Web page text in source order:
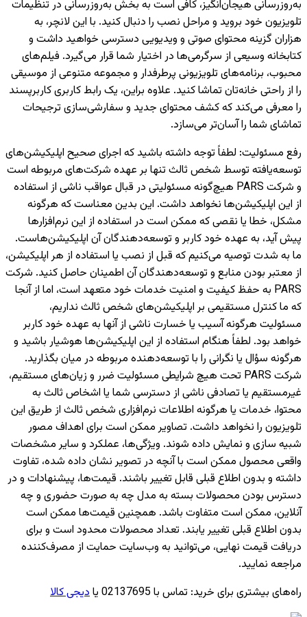
به‌روزرسانی هیجان‌انگیز، کافی است به بخش به‌روزرسانی در تنظیمات
تلویزیون خود بروید و مراحل نصب را دنبال کنید. با این لانچر، به
هزاران گزینه محتوای صوتی و ویدیویی دسترسی خواهید داشت و
کتابخانه وسیعی از سرگرمی‌ها در اختیار شما قرار می‌گیرد. فیلم‌های
محبوب، برنامه‌های تلویزیونی پرطرفدار و مجموعه متنوعی از موسیقی
را از راحتی خانه‌تان تماشا کنید. علاوه براین، یک رابط کاربری کاربرپسند
را معرفی می‌کند که کشف محتوای جدید و سفارشی‌سازی ترجیحات
تماشای شما را آسان‌تر می‌سازد.
رفع مسئولیت: لطفاً توجه داشته باشید که اجرای صحیح اپلیکیشن‌های
توسعه‌یافته توسط شخص ثالث تنها بر عهده شرکت‌های مربوطه است
و شرکت PARS هیچ‌گونه مسئولیتی در قبال عواقب ناشی از استفاده
از این اپلیکیشن‌ها نخواهد داشت. این بدین معناست که هرگونه
مشکل، خطا یا نقصی که ممکن است در استفاده از این نرم‌افزارها
پیش آید، به عهده خود کاربر و توسعه‌دهندگان آن اپلیکیشن‌هاست.
ما به شدت توصیه می‌کنیم که قبل از نصب یا استفاده از هر اپلیکیشن،
از معتبر بودن منابع و توسعه‌دهندگان آن اطمینان حاصل کنید. شرکت
PARS به حفظ کیفیت و امنیت خدمات خود متعهد است، اما از آنجا
که ما کنترل مستقیمی بر اپلیکیشن‌های شخص ثالث نداریم،
مسئولیت هرگونه آسیب یا خسارت ناشی از آنها به عهده خود کاربر
خواهد بود. لطفاً هنگام استفاده از این اپلیکیشن‌ها هوشیار باشید و
هرگونه سؤال یا نگرانی را با توسعه‌دهنده مربوطه در میان بگذارید.
شرکت PARS تحت هیچ شرایطی مسئولیت ضرر و زیان‌های مستقیم،
غیرمستقیم یا تصادفی ناشی از دسترسی شما یا اشخاص ثالث به
محتوا، خدمات یا هرگونه اطلاعات نرم‌افزاری شخص ثالث از طریق این
تلویزیون را نخواهد داشت. تصاویر ممکن است برای اهداف مصور
شبیه سازی و نمایش داده شوند. ویژگی‌ها، عملکرد و سایر مشخصات
واقعی محصول ممکن است با آنچه در تصویر نشان داده شده، تفاوت
داشته و بدون اطلاع قبلی قابل تغییر باشند. قیمت‌ها، پیشنهادات و در
دسترس بودن محصولات بسته به مدل چه به صورت حضوری و چه
آنلاین، ممکن است متفاوت باشد. همچنین قیمت‌ها ممکن است
بدون اطلاع قبلی تغییر یابند. تعداد محصولات محدود است و برای
دریافت قیمت نهایی، می‌توانید به وب‌سایت حمایت از مصرف‌کننده
مراجعه نمایید.
راه‌های بیشتری برای خرید: تماس با 02137695 یا دیجی کالا